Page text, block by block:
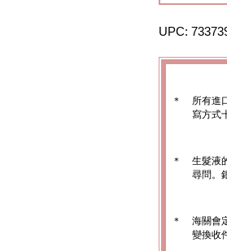
UPC:
＊
所有進
寫方式
＊
生髮液
尋問。
＊
海關會
變換收